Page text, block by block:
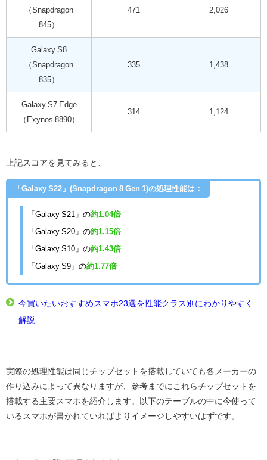
（Snapdragon
845）
471 2,026
Galaxy S8
（Snapdragon
835）
335 1,438
Galaxy S7 Edge
（Exynos 8890）
314 1,124
上記スコアを見てみると、
「Galaxy S22」(Snapdragon 8 Gen 1)の処理性能は：
「Galaxy S21」の約1.04倍
「Galaxy S20」の約1.15倍
「Galaxy S10」の約1.43倍
「Galaxy S9」の約1.77倍
今買いたいおすすめスマホ23選を性能クラス別にわかりやすく
解説
実際の処理性能は同じチップセットを搭載していても各メーカーの
作り込みによって異なりますが、参考までにこれらチップセットを
搭載する主要スマホを紹介します。以下のテーブルの中に今使って
いるスマホが書かれていればよりイメージしやすいはずです。